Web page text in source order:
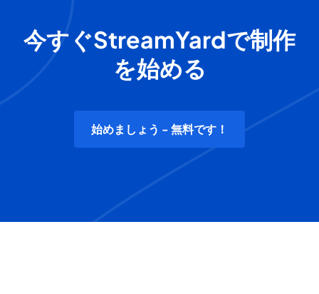
今すぐStreamYardで制作
を始める
始めましょう - 無料です！